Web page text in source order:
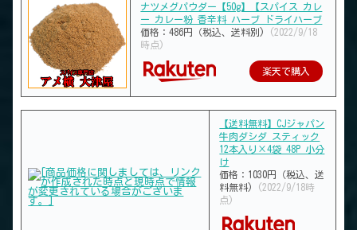
ナツメグパウダー【50g】【スパイス カレ
ー カレー粉 香辛料 ハーブ ドライハーブ
価格：486円（税込、送料別)
(2022/9/18
時点)
楽天で購入
【送料無料】CJジャパン
牛肉ダシダ スティック
12本入り×4袋 48P 小分
け
価格：1030円（税込、送
料無料)
(2022/9/18時
点)